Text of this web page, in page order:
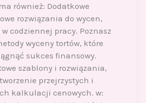
również: Dodatkowe
rozwiązania do wycen,
codziennej pracy. Poznasz
wyceny tortów, które
sukces finansowy.
szablony i rozwiązania,
przejrzystych i
kalkulacji cenowych. w: